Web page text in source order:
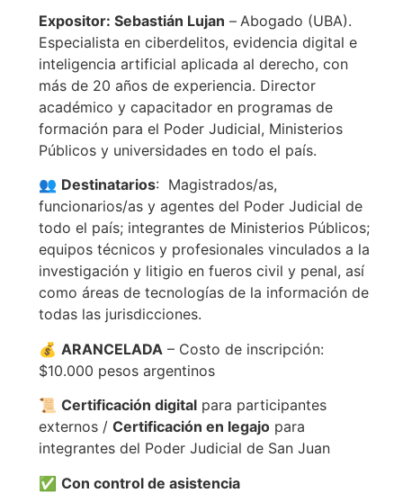
Expositor: Sebastián Lujan – Abogado (UBA).
Especialista en ciberdelitos, evidencia digital e
inteligencia artificial aplicada al derecho, con
más de 20 años de experiencia. Director
académico y capacitador en programas de
formación para el Poder Judicial, Ministerios
Públicos y universidades en todo el país.
👥 Destinatarios: Magistrados/as,
funcionarios/as y agentes del Poder Judicial de
todo el país; integrantes de Ministerios Públicos;
equipos técnicos y profesionales vinculados a la
investigación y litigio en fueros civil y penal, así
como áreas de tecnologías de la información de
todas las jurisdicciones.
💰 ARANCELADA – Costo de inscripción:
$10.000 pesos argentinos
📜 Certificación digitalpara participantes
externos / Certificación en legajopara
integrantes del Poder Judicial de San Juan
✅ Con control de asistencia